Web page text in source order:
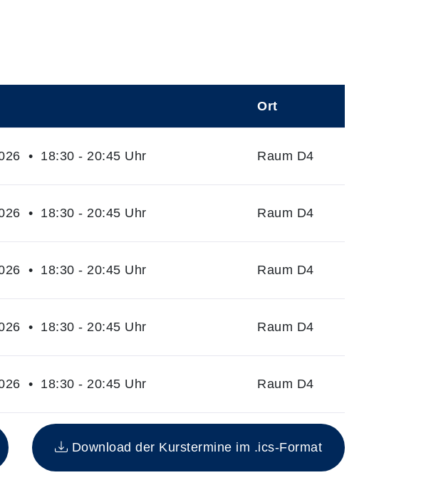
diesen Kurs
Ort
• 18:30 - 20:45 Uhr Raum D4
• 18:30 - 20:45 Uhr Raum D4
• 18:30 - 20:45 Uhr Raum D4
• 18:30 - 20:45 Uhr Raum D4
• 18:30 - 20:45 Uhr Raum D4
Download der Kurstermine im .ics-Format